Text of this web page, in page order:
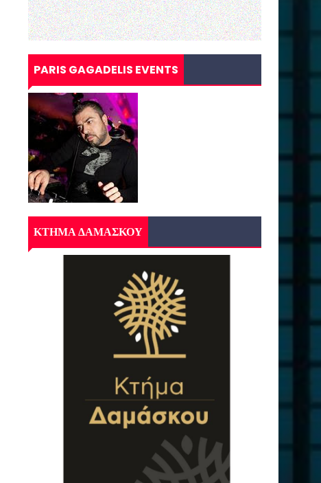
PARIS GAGADELIS EVENTS
ΚΤΗΜΑ ΔΑΜΑΣΚΟΥ